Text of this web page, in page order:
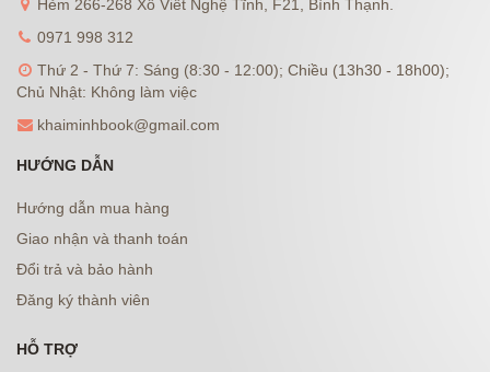
Hẻm 266-268 Xô Viết Nghệ Tĩnh, F21, Bình Thạnh.
0971 998 312
Thứ 2 - Thứ 7: Sáng (8:30 - 12:00); Chiều (13h30 - 18h00);
Chủ Nhật: Không làm việc
khaiminhbook@gmail.com
HƯỚNG DẪN
Hướng dẫn mua hàng
Giao nhận và thanh toán
Đổi trả và bảo hành
Đăng ký thành viên
HỖ TRỢ